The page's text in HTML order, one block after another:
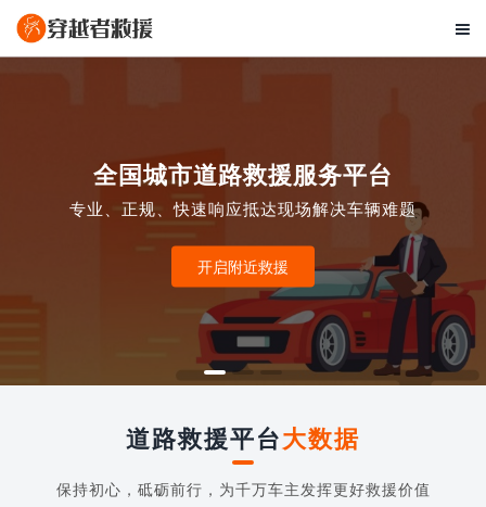

全国城市道路救援服务平台
专业、正规、快速响应抵达现场解决车辆难题
开启附近救援
道路救援平台大数据
保持初心，砥砺前行，为千万车主发挥更好救援价值